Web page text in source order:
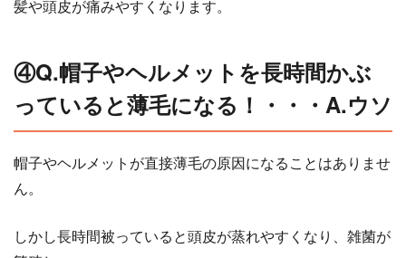
髪や頭皮が痛みやすくなります。
④Q.帽子やヘルメットを長時間かぶ
っていると薄毛になる！・・・A.ウソ
帽子やヘルメットが直接薄毛の原因になることはありませ
ん。
しかし長時間被っていると頭皮が蒸れやすくなり、雑菌が